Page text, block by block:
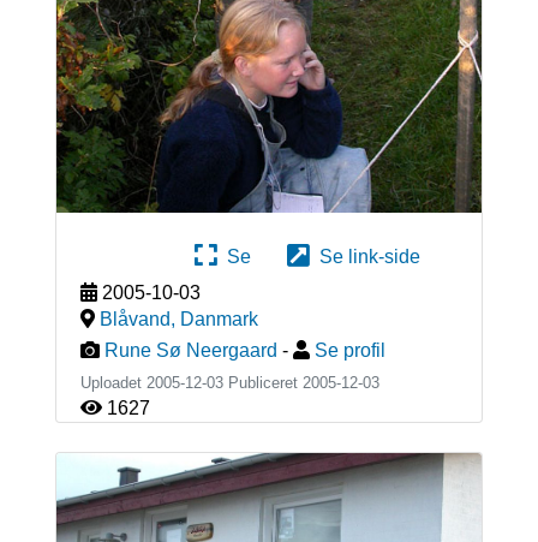
Se
Se link-side
2005-10-03
Blåvand, Danmark
Rune Sø Neergaard - Se profil
Uploadet 2005-12-03 Publiceret 2005-12-03
1627